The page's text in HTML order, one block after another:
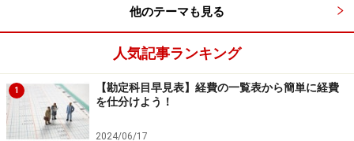
他のテーマも見る
人気記事ランキング
1
【勘定科目早見表】経費の一覧表から簡単に経費
を仕分けよう！
2024/06/17